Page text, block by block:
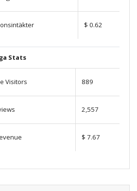
$ 0.62
Stats
Visitors 889
2,557
$ 7.67